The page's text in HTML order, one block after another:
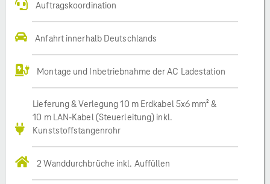
Auftragskoordination
Anfahrt innerhalb Deutschlands
Montage und Inbetriebnahme der AC Ladestation
Lieferung & Verlegung 10 m Erdkabel 5x6 mm² &
10 m LAN-Kabel (Steuerleitung) inkl.
Kunststoffstangenrohr
2 Wanddurchbrüche inkl. Auffüllen